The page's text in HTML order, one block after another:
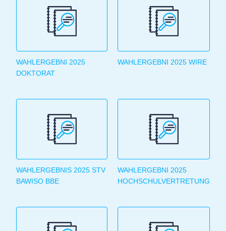
WAHLERGEBNI 2025
DOKTORAT
WAHLERGEBNI 2025 WIRE
WAHLERGEBNIS 2025 STV
BAWISO BBE
WAHLERGEBNI 2025
HOCHSCHULVERTRETUNG